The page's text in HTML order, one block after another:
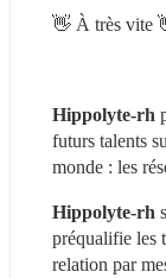
👋 À très vite
Hippolyte-rh
futurs talents
monde : les
Hippolyte-rh
préqualifie les
relation par